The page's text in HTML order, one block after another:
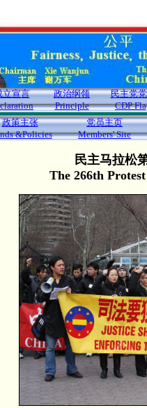
立宣言
政治纲领
Principle
民主党
CDP
政策主张
&Policies
党员主页
Members' Site
民主马拉松
The 266th